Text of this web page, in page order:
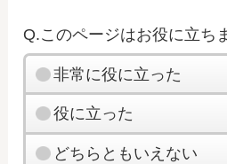
Q.このページはお役に立ち
非常に役に立った
役に立った
どちらともいえない